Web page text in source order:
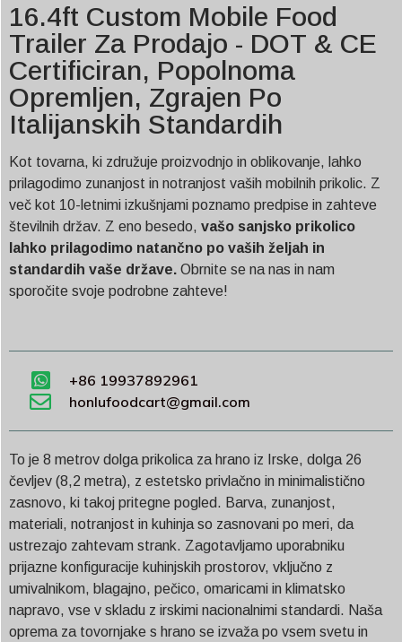
16.4ft Custom Mobile Food
Trailer Za Prodajo - DOT & CE
Certificiran, Popolnoma
Opremljen, Zgrajen Po
Italijanskih Standardih
Kot tovarna, ki združuje proizvodnjo in oblikovanje, lahko
prilagodimo zunanjost in notranjost vaših mobilnih prikolic. Z
več kot 10-letnimi izkušnjami poznamo predpise in zahteve
številnih držav. Z eno besedo, vašo sanjsko prikolico
lahko prilagodimo natančno po vaših željah in
standardih vaše države. Obrnite se na nas in nam
sporočite svoje podrobne zahteve!
+86 19937892961
honlufoodcart@gmail.com
To je 8 metrov dolga prikolica za hrano iz Irske, dolga 26
čevljev (8,2 metra), z estetsko privlačno in minimalistično
zasnovo, ki takoj pritegne pogled. Barva, zunanjost,
materiali, notranjost in kuhinja so zasnovani po meri, da
ustrezajo zahtevam strank. Zagotavljamo uporabniku
prijazne konfiguracije kuhinjskih prostorov, vključno z
umivalnikom, blagajno, pečico, omaricami in klimatsko
napravo, vse v skladu z irskimi nacionalnimi standardi. Naša
oprema za tovornjake s hrano se izvaža po vsem svetu in